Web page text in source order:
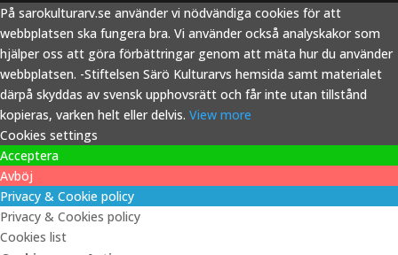
På sarokulturarv.se använder vi nödvändiga cookies för att
webbplatsen ska fungera bra. Vi använder också analyskakor som
hjälper oss att göra förbättringar genom att mäta hur du använder
webbplatsen. -Stiftelsen Särö Kulturarvs hemsida samt materialet
därpå skyddas av svensk upphovsrätt och får inte utan tillstånd
kopieras, varken helt eller delvis. View more
Cookies settings
Acceptera
Avböj
Privacy & Cookie policy
Privacy & Cookies policy
Cookies list